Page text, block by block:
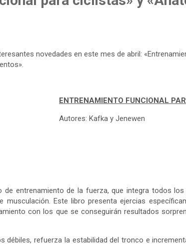
novedades en este mes de abril:
ENTRENAMIENTO FUNCIONAL
Autores: Kafka y Jenewen
de entrenamiento de la fuerza, que integra todos
musculación. Este libro presenta ejercias
con los que se conseguirán resultados
débiles, refuerza la estabilidad del tronco e